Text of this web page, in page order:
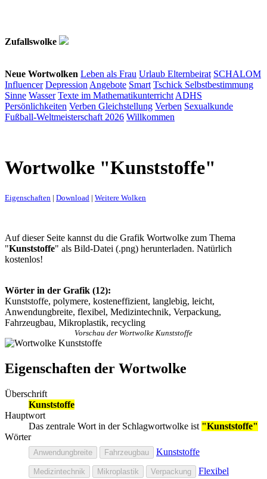
Zufallswolke
Neue Wortwolken Leben als Frau Urlaub Elternbeirat SCHALOM
Influencer Depression Angebote Smart Tschick Selbstbestimmung
Sinne Wasser Texte im Mathematikunterricht ADHS
Persönlichkeiten Verben Gleichstellung Verben Sexualkunde
Fußball-Weltmeisterschaft 2026 Willkommen
Wortwolke "Kunststoffe"
Eigenschaften | Download | Weitere Wolken
Auf dieser Seite kannst du die Grafik Wortwolke zum Thema
"Kunststoffe" als Bild-Datei (.png) herunterladen. Natürlich
kostenlos!
Wörter in der Grafik (12):
Kunststoffe, polymere, kosteneffizient, langlebig, leicht,
Anwendungbreite, flexibel, Medizintechnik, Verpackung,
Fahrzeugbau, Mikroplastik, recycling
Vorschau der Wortwolke Kunststoffe
Eigenschaften der Wortwolke
Überschrift
Kunststoffe
Hauptwort
Das zentrale Wort in der Schlagwortwolke ist "Kunststoffe"
Wörter
Anwendungbreite Fahrzeugbau Kunststoffe
Medizintechnik Mikroplastik Verpackung Flexibel